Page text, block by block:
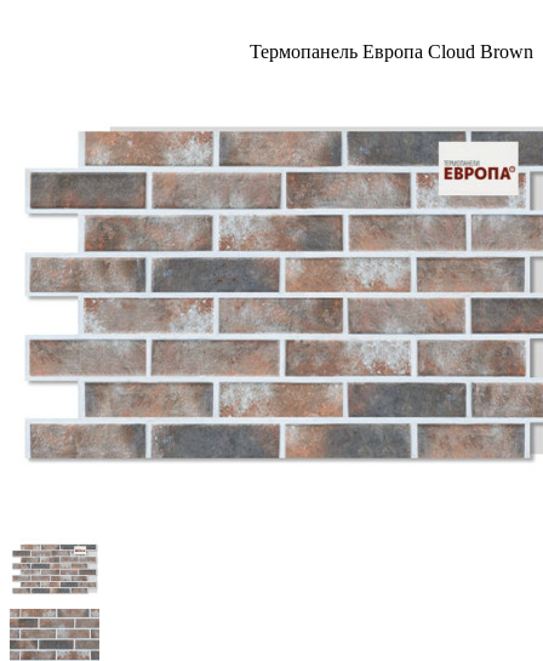
Термопанель Европа Cloud Brown